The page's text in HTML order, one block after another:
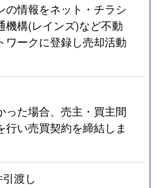
の情報をネット・チラシ
機構(レインズ)など不動
ワークに登録し売却活動
った場合、売主・買主間
行い売買契約を締結しま
渡し